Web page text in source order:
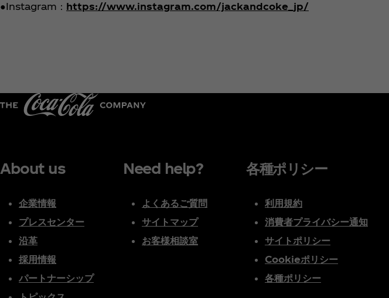
●Instagram： https://www.instagram.com/jackandcoke_jp/
About us
企業情報
プレスセンター
沿革
採用情報
パートナーシップ
Need help?
よくあるご質問
サイトマップ
お客様相談室
各種ポリシー
利用規約
消費者プライバシー通知
サイトポリシー
Cookieポリシー
各種ポリシー